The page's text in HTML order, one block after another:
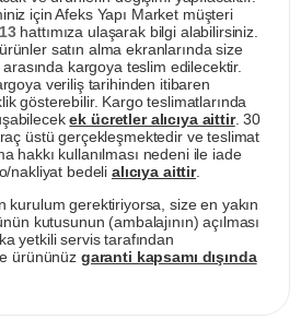
için Afeks Yapı Market müşteri
hattımıza ulaşarak bilgi alabilirsiniz.
satın alma ekranlarında size
kargoya teslim edilecektir.
veriliş tarihinden itibaren
gösterebilir. Kargo teslimatlarında
ek ücretler alıcıya aittir. 30
üstü gerçekleşmektedir ve teslimat
hakkı kullanılması nedeni ile iade
nakliyat bedeli alıcıya aittir.
kurulum gerektiriyorsa, size en yakın
kutusunun (ambalajının) açılması
yetkili servis tarafından
ürününüz garanti kapsamı dışında